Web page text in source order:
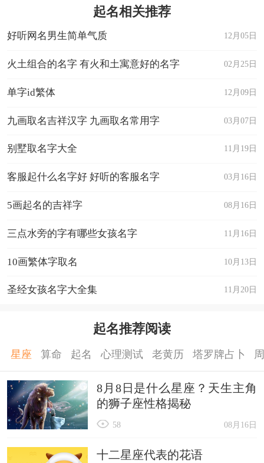
批：斗转阳回
18. 上联：事事如心大吉利 下联：家家顺意永安康 横
批：五福临门
批：万象更新
20. 上联：一年四季行好运 下联：八方财宝进家门 横
批：喜迎新春
22. 上联：迎新春江山锦绣 下联：辞旧岁事泰辉煌 横
批：欢度春节
25. 上联：出外求财财到手 下联：居家创业业兴隆 横
批：百业兴旺
26. 上联：吉星永照平安宅 下联：五福常临积善家 横
批：春风得意
批：兴旺发达
起名相关推荐
12月05日
好听网名男生简单气质
02月25日
火土组合的名字 有火和土寓意好的名字
12月09日
单字id繁体
03月07日
九画取名吉祥汉字 九画取名常用字
11月19日
别墅取名字大全
03月16日
客服起什么名字好 好听的客服名字
08月16日
5画起名的吉祥字
11月16日
三点水旁的字有哪些女孩名字
10月13日
10画繁体字取名
11月20日
圣经女孩名字大全集
起名推荐阅读
星座 算命 起名 心理测试 老黄历 塔罗牌占卜
8月8日是什么星座？天生主角
的狮子座性格揭秘
08月16日
58
十二星座代表的花语